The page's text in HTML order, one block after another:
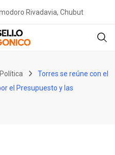
Rivadavia, Chubut
Política
Torres se reúne con el
el Presupuesto y las